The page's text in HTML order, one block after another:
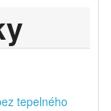
tepelného